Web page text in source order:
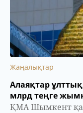
Жаңалықтар
Алаяқтар
млрд теңге
ҚМА Шымкент